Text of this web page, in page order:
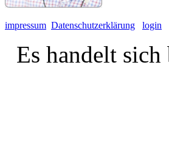
impressum Datenschutzerklärung login
Es handelt